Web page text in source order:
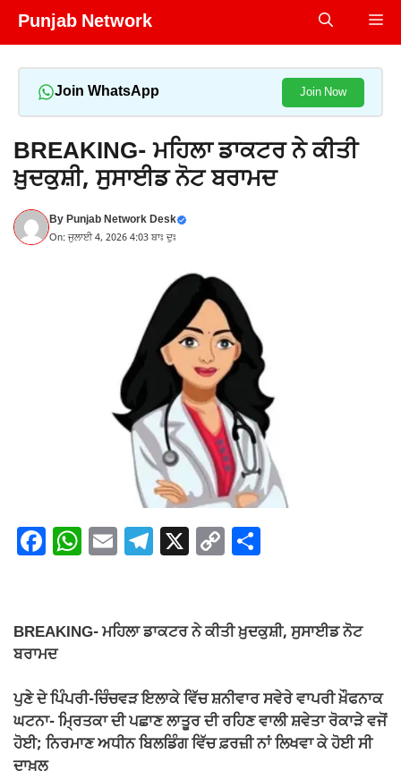
Skip
Punjab Network
Join WhatsApp Join Now
BREAKING- ਮਹਿਲਾ ਡਾਕਟਰ ਨੇ ਕੀਤੀ
ਖ਼ੁਦਕੁਸ਼ੀ, ਸੁਸਾਈਡ ਨੋਟ ਬਰਾਮਦ
ByPunjab Network Desk
On: ਜੁਲਾਈ 4, 2026 4:03 ਬਾਃ ਦੁਃ
F
e
b
o
o
k
W
s
p
p
E T
gr
m
X C
y
n
k
e
BREAKING- ਮਹਿਲਾ ਡਾਕਟਰ ਨੇ ਕੀਤੀ ਖ਼ੁਦਕੁਸ਼ੀ, ਸੁਸਾਈਡ ਨੋਟ
ਬਰਾਮਦ
ਪੁਣੇ ਦੇ ਪਿੰਪਰੀ-ਚਿੰਚਵੜ ਇਲਾਕੇ ਵਿੱਚ ਸ਼ਨੀਵਾਰ ਸਵੇਰੇ ਵਾਪਰੀ ਖ਼ੌਫਨਾਕ
ਘਟਨਾ- ਮ੍ਰਿਤਕਾ ਦੀ ਪਛਾਣ ਲਾਤੂਰ ਦੀ ਰਹਿਣ ਵਾਲੀ ਸ਼ਵੇਤਾ ਰੋਕਾੜੇ ਵਜੋਂ
ਹੋਈ; ਨਿਰਮਾਣ ਅਧੀਨ ਬਿਲਡਿੰਗ ਵਿੱਚ ਫ਼ਰਜ਼ੀ ਨਾਂ ਲਿਖਵਾ ਕੇ ਹੋਈ ਸੀ
ਦਾਖ਼ਲ